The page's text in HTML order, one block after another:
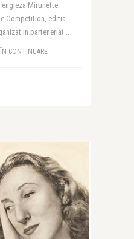
engleza Mirunette
Competition, editia
in parteneriat ..
CONTINUARE